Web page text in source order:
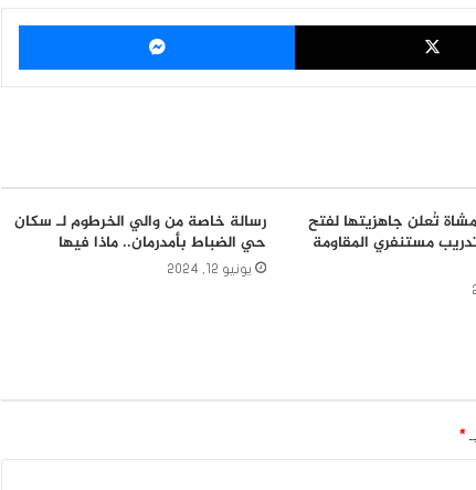
‫X
(20) مشاة تُعلن جاهزيتها لفتح
مستنفري المقاومة
رسالة خاصة من والي الخرطوم لـ سكان
حي الضباط بأمدرمان.. ماذا فيها
يونيو 12, 2024
*